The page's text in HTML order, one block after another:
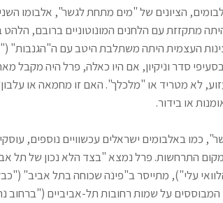
הציונים של "מים מתחת לגשר", אלבומו
מתקזזת עם הלחנים המונוטוניים ברובם,
העצמית היתה משתלבת היטב עם ה"הגנבות"
סדר וניקיון, אם היו כאלה, פרל היה מקבל
לא מטריד או "מלכלך". האם זו מחמאה או
או בידור.
כמו באלבומים ישראלים עכשוויים נוספים,
התרחשות. פרל נמצא "בצד הלא נכון של תל
עלי"), מתייסר ב"פינה שכוחה בתל אביב"
המבוססים על שמות רחובות תל-אביביים